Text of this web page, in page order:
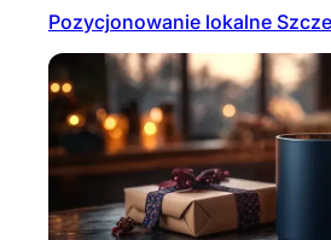
Pozycjonowanie lokalne